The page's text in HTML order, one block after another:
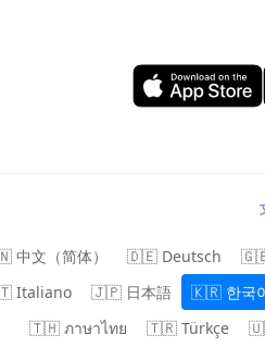
文（简体） 🇩🇪 Deutsch
Italiano 🇯🇵 日本語 🇰🇷 한국
🇹🇭 ภาษาไทย
🇹🇷 Türkçe